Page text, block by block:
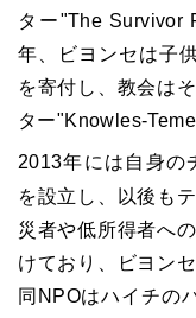
ター"The Survivor
年、ビヨンセは子
を寄付し、教会は
ター"Knowles-
2013年には自身の
を設立し、以後も
災者や低所得者へ
けており、ビヨン
同NPOはハイチの